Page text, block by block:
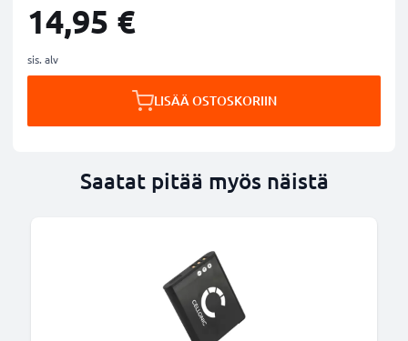
14,95 €
sis. alv
LISÄÄ OSTOSKORIIN
Saatat pitää myös näistä